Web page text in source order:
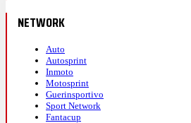
NETWORK
Auto
Autosprint
Inmoto
Motosprint
Guerinsportivo
Sport Network
Fantacup